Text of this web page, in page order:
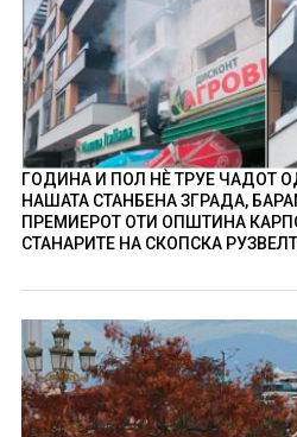
ГОДИНА И ПОЛ НÈ ТРУЕ ЧАДОТ
НАШАТА СТАНБЕНА ЗГРАДА,
ПРЕМИЕРОТ ОТИ ОПШТИНА
СТАНАРИТЕ НА СКОПСКА